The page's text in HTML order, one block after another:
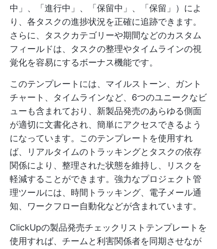
中」、「進行中」、「保留中」、「保留」）によ
り、各タスクの進捗状況を正確に追跡できます。
さらに、タスクカテゴリーや期間などのカスタム
フィールドは、タスクの整理やタイムラインの視
覚化を容易にするボーナス機能です。
このテンプレートには、マイルストーン、ガント
チャート、タイムラインなど、6つのユニークなビ
ューも含まれており、新製品発売のあらゆる側面
が適切に文書化され、簡単にアクセスできるよう
になっています。このテンプレートを使用すれ
ば、リアルタイムのトラッキングとタスクの依存
関係により、整理された状態を維持し、リスクを
軽減することができます。強力なプロジェクト管
理ツールには、時間トラッキング、電子メール通
知、ワークフロー自動化などが含まれています。
ClickUpの製品発売チェックリストテンプレートを
使用すれば、チームと利害関係者を同期させなが